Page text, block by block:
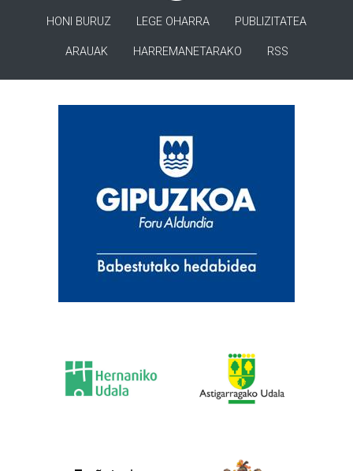
HONI BURUZ LEGE OHARRA PUBLIZITATEA
ARAUAK HARREMANETARAKO RSS